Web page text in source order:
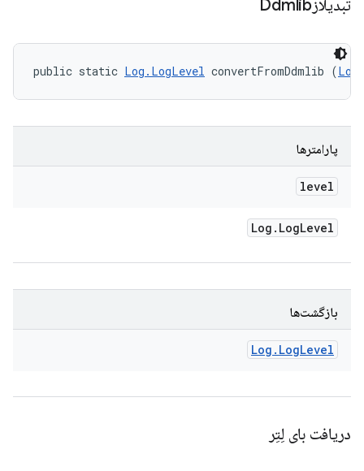
تبدیلازDdmlib
public static Log.LogLevel convertFromDdmlib (
پارامترها
level
Log . LogLevel
بازگشت‌ها
Log . LogLevel
دریافت بای لِتِر